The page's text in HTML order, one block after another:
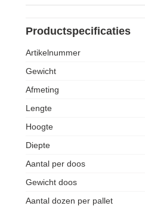
Productspecificaties
Artikelnummer
Gewicht
Afmeting
Lengte
Hoogte
Diepte
Aantal per doos
Gewicht doos
Aantal dozen per pallet